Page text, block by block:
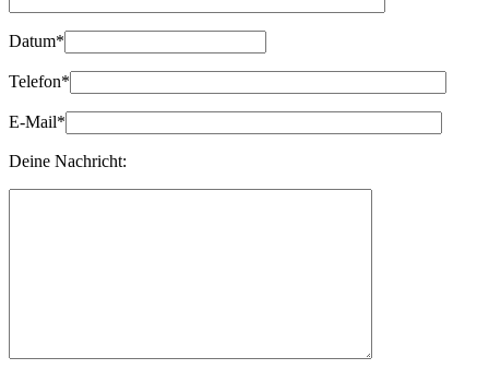
Datum*
Telefon*
E-Mail*
Deine Nachricht: